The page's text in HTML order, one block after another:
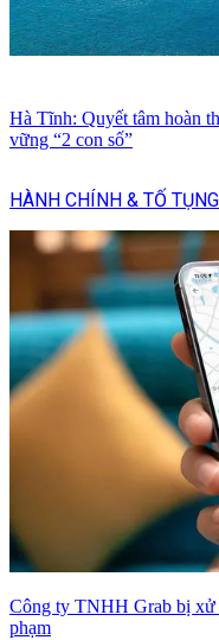
Hà Tĩnh: Quyết tâm hoàn
vững “2 con số”
HÀNH CHÍNH & TỐ
Công ty TNHH Grab bị xử
phạm